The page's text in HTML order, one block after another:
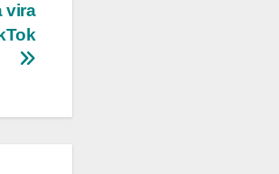
vira